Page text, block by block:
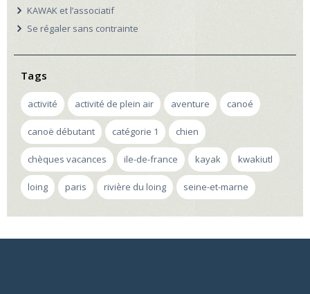
KAWAK et l’associatif
Se régaler sans contrainte
Tags
activité activité de plein air aventure canoé
canoë débutant catégorie 1 chien
chèques vacances ile-de-france kayak kwakiutl
loing paris rivière du loing seine-et-marne